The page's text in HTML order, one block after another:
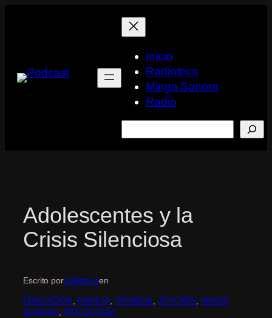
Inicio
Radioteca
Minga Sonora
Radio
Adolescentes y la
Crisis Silenciosa
Escrito porradiotecaen
EDUCACIÓN FAMILIA INFANCIA , JÓVENES MINGA
SONORA, PSICOLOGÍA